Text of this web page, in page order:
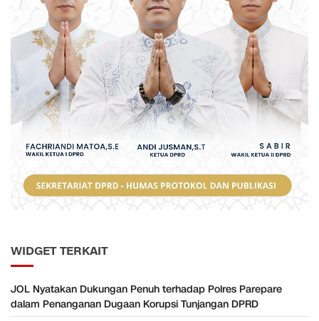
WIDGET TERKAIT
JOL Nyatakan Dukungan Penuh terhadap Polres Parepare
dalam Penanganan Dugaan Korupsi Tunjangan DPRD